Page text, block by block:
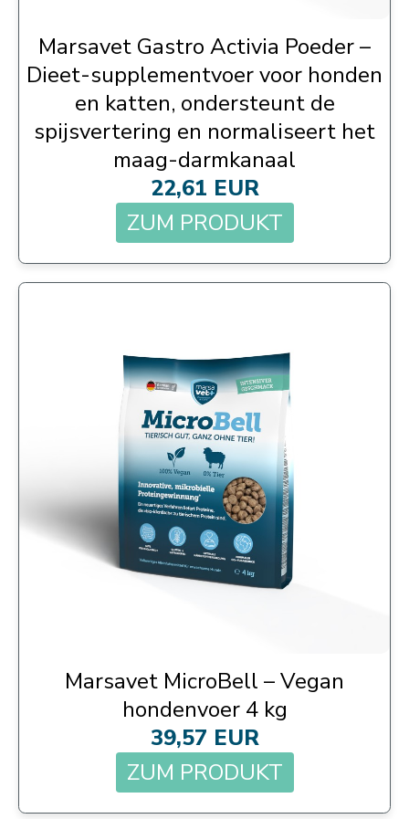
Marsavet Gastro Activia Poeder –
Dieet-supplementvoer voor honden
en katten, ondersteunt de
spijsvertering en normaliseert het
maag-darmkanaal
22,61 EUR
ZUM PRODUKT
Marsavet MicroBell – Vegan
hondenvoer 4 kg
39,57 EUR
ZUM PRODUKT